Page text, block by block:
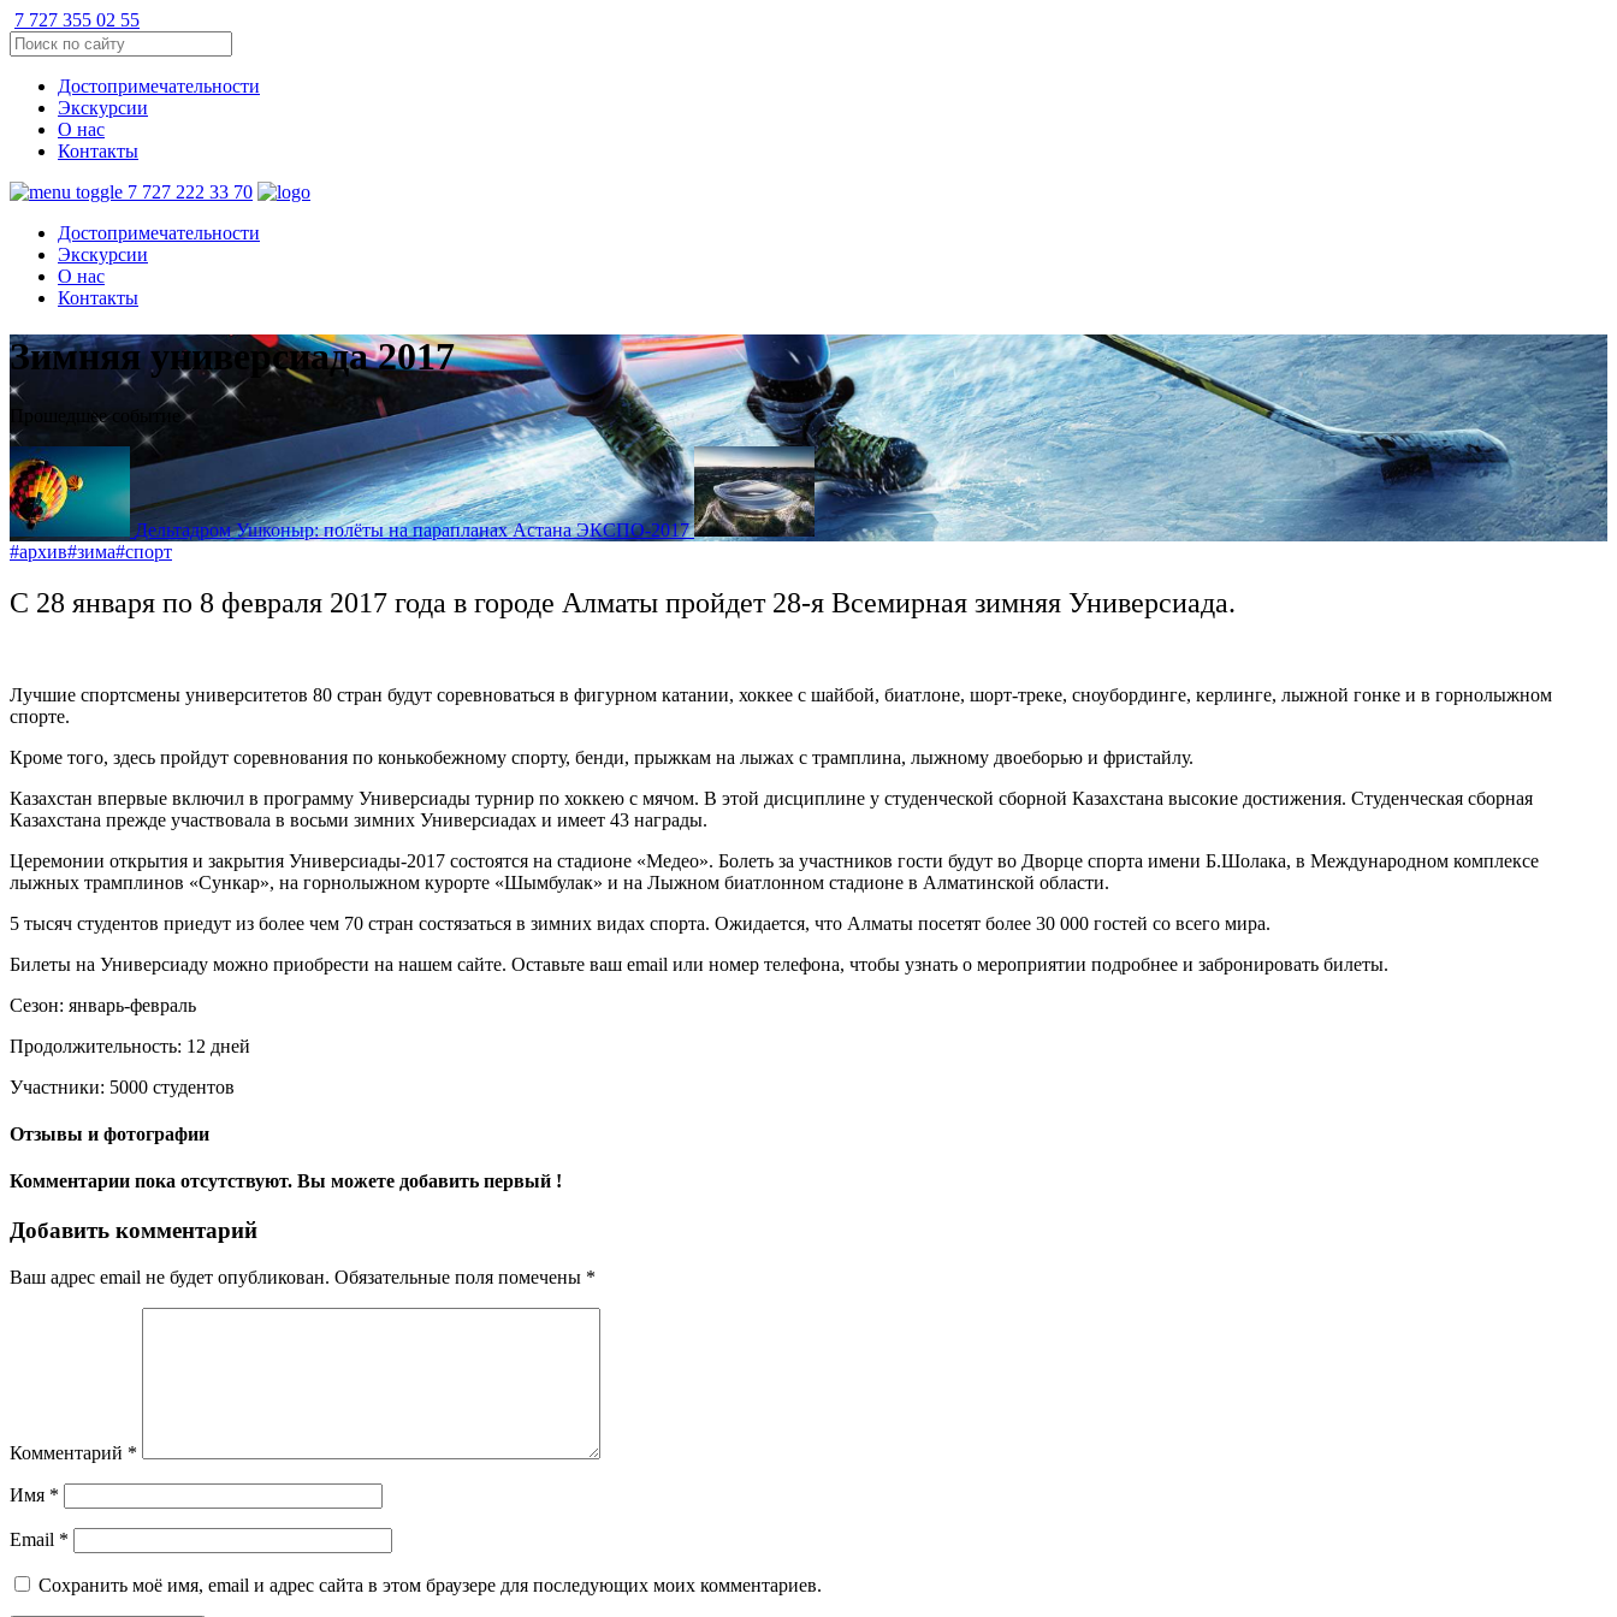
7 727 355 02 55
Достопримечательности
Экскурсии
О нас
Контакты
7 727 222 33 70
Достопримечательности
Экскурсии
О нас
Контакты
Зимняя универсиада 2017
Прошедшее событие
Дельтадром Ушконыр: полёты на парапланах Астана ЭКСПО-2017
#архив#зима#спорт
С 28 января по 8 февраля 2017 года в городе Алматы пройдет 28-я Всемирная зимняя Универсиада.
Лучшие спортсмены университетов 80 стран будут соревноваться в фигурном катании, хоккее с шайбой, биатлоне, шорт-треке, сноубординге, керлинге, лыжной гонке и в горнолыжном
спорте.
Кроме того, здесь пройдут соревнования по конькобежному спорту, бенди, прыжкам на лыжах с трамплина, лыжному двоеборью и фристайлу.
Казахстан впервые включил в программу Универсиады турнир по хоккею с мячом. В этой дисциплине у студенческой сборной Казахстана высокие достижения. Студенческая сборная
Казахстана прежде участвовала в восьми зимних Универсиадах и имеет 43 награды.
Церемонии открытия и закрытия Универсиады-2017 состоятся на стадионе «Медео». Болеть за участников гости будут во Дворце спорта имени Б.Шолака, в Международном комплексе
лыжных трамплинов «Сункар», на горнолыжном курорте «Шымбулак» и на Лыжном биатлонном стадионе в Алматинской области.
5 тысяч студентов приедут из более чем 70 стран состязаться в зимних видах спорта. Ожидается, что Алматы посетят более 30 000 гостей со всего мира.
Билеты на Универсиаду можно приобрести на нашем сайте. Оставьте ваш email или номер телефона, чтобы узнать о мероприятии подробнее и забронировать билеты.
Сезон: январь-февраль
Продолжительность: 12 дней
Участники: 5000 студентов
Отзывы и фотографии
Комментарии пока отсутствуют. Вы можете добавить первый !
Добавить комментарий
Ваш адрес email не будет опубликован. Обязательные поля помечены *
Комментарий *
Имя *
Email *
Сохранить моё имя, email и адрес сайта в этом браузере для последующих моих комментариев.